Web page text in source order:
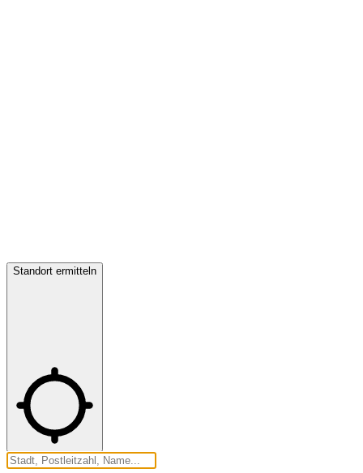
Standort ermitteln